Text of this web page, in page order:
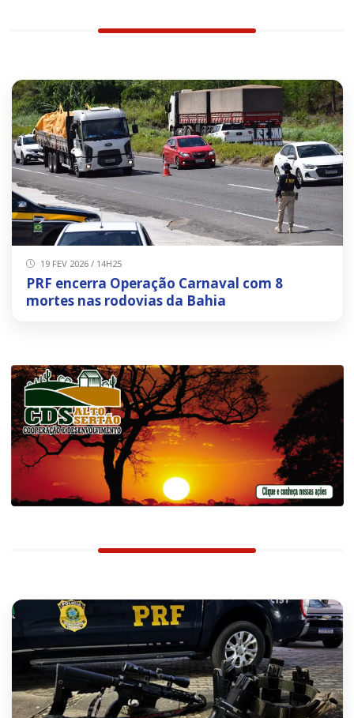
19 FEV 2026 / 14H25
PRF encerra Operação Carnaval com 8
mortes nas rodovias da Bahia